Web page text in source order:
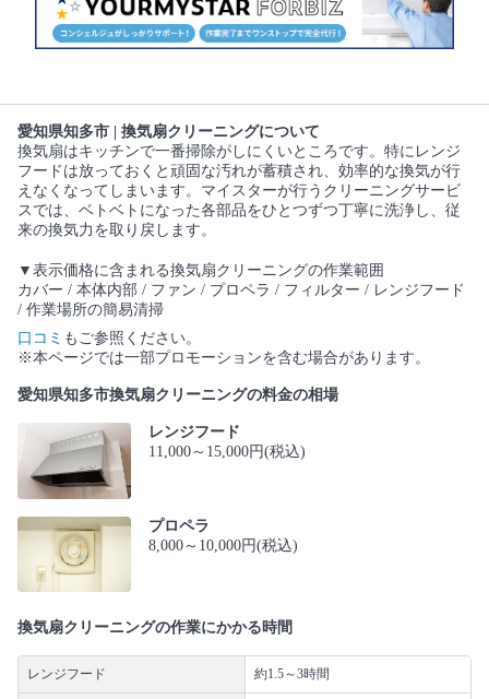
愛知県知多市 | 換気扇クリーニングについて
換気扇はキッチンで一番掃除がしにくいところです。特にレンジ
フードは放っておくと頑固な汚れが蓄積され、効率的な換気が行
えなくなってしまいます。マイスターが行うクリーニングサービ
スでは、ベトベトになった各部品をひとつずつ丁寧に洗浄し、従
来の換気力を取り戻します。
▼表示価格に含まれる換気扇クリーニングの作業範囲
カバー / 本体内部 / ファン / プロペラ / フィルター / レンジフード
/ 作業場所の簡易清掃
口コミ もご参照ください。
※本ページでは一部プロモーションを含む場合があります。
愛知県知多市換気扇クリーニングの料金の相場
レンジフード
11,000～15,000円(税込)
プロペラ
8,000～10,000円(税込)
換気扇クリーニングの作業にかかる時間
レンジフード 約1.5～3時間